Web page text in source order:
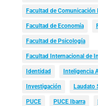
Facultad de
Facultad de Economía
Facultad de Psicología
Facultad Internacional de
Identidad Inteligencia
Investigación Laudato
PUCE PUCE Ibarra